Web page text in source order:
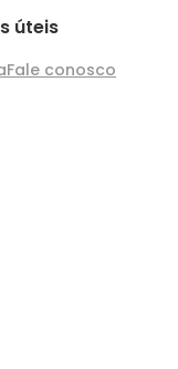
úteis
Fale conosco